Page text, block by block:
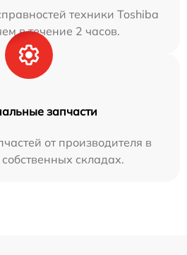
техники Toshiba
в течение 2 часов.
запчасти
от производителя в
складах.